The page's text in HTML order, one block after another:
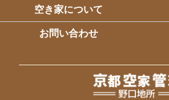
空き家について
お問い合わせ